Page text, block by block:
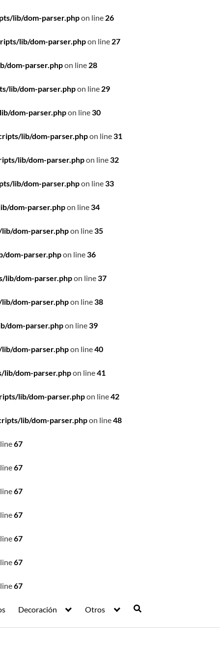
lib/dom-parser.phpon line 26
lib/dom-parser.phpon line 27
dom-parser.phpon line 28
lib/dom-parser.phpon line 29
dom-parser.phpon line30
lib/dom-parser.phpon line31
lib/dom-parser.phpon line32
lib/dom-parser.phpon line33
dom-parser.phpon line34
dom-parser.phpon line35
dom-parser.phpon line36
dom-parser.phpon line37
dom-parser.phpon line38
dom-parser.phpon line39
dom-parser.phpon line40
dom-parser.phpon line41
lib/dom-parser.phpon line42
lib/dom-parser.phpon line48
67
67
67
67
67
67
67
Decoración Otros